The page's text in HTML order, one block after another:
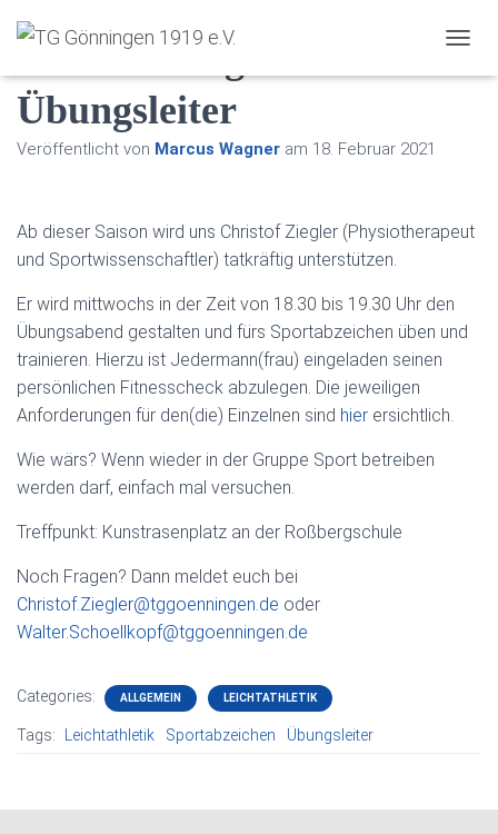
O
I
Christof Ziegler ist neuer
Übungsleiter
Veröffentlicht von Marcus Wagner am 18. Februar 2021
Ab dieser Saison wird uns Christof Ziegler (Physiotherapeut
und Sportwissenschaftler) tatkräftig unterstützen.
Er wird mittwochs in der Zeit von 18.30 bis 19.30 Uhr den
Übungsabend gestalten und fürs Sportabzeichen üben und
trainieren. Hierzu ist Jedermann(frau) eingeladen seinen
persönlichen Fitnesscheck abzulegen. Die jeweiligen
Anforderungen für den(die) Einzelnen sind hier ersichtlich.
Wie wärs? Wenn wieder in der Gruppe Sport betreiben
werden darf, einfach mal versuchen.
Treffpunkt: Kunstrasenplatz an der Roßbergschule
Noch Fragen? Dann meldet euch bei
Christof.Ziegler@tggoenningen.de oder
Walter.Schoellkopf@tggoenningen.de
Categories: ALLGEMEIN LEICHTATHLETIK
Tags: Leichtathletik Sportabzeichen Übungsleiter